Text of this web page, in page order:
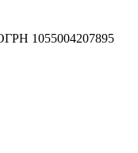
1055004207895